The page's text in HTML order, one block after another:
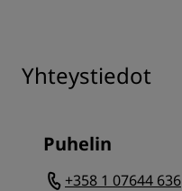
Yhteystiedot
Puhelin
+358 1 07644 636